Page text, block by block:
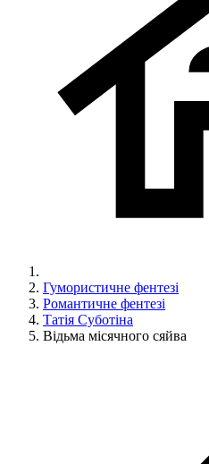
Гумористичне фентезі
Романтичне фентезі
Татія Суботіна
Відьма місячного сяйва